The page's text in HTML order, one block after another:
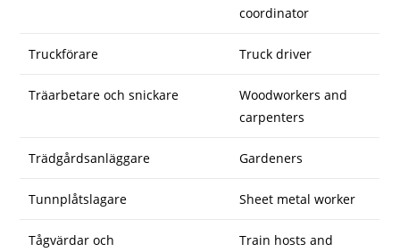
coordinator
Truckförare Truck driver
Träarbetare och snickare
Woodworkers and
carpenters
Trädgårdsanläggare Gardeners
Tunnplåtslagare Sheet metal worker
Tågvärdar och
Train hosts and